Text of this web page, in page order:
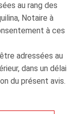
au rang des
Notaire à
à ces
adressées au
dans un délai
du présent avis.